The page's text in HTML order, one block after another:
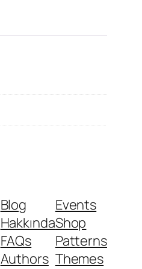
Blog
Hakkında
FAQs
Authors
Events
Shop
Patterns
Themes